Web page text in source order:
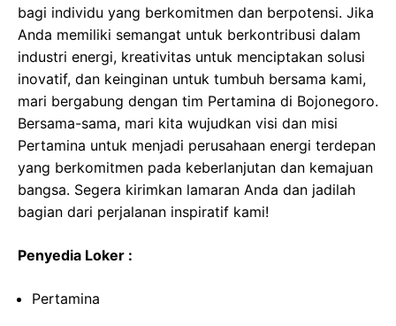
bagi individu yang berkomitmen dan berpotensi. Jika
Anda memiliki semangat untuk berkontribusi dalam
industri energi, kreativitas untuk menciptakan solusi
inovatif, dan keinginan untuk tumbuh bersama kami,
mari bergabung dengan tim Pertamina di Bojonegoro.
Bersama-sama, mari kita wujudkan visi dan misi
Pertamina untuk menjadi perusahaan energi terdepan
yang berkomitmen pada keberlanjutan dan kemajuan
bangsa. Segera kirimkan lamaran Anda dan jadilah
bagian dari perjalanan inspiratif kami!
Penyedia Loker :
Pertamina